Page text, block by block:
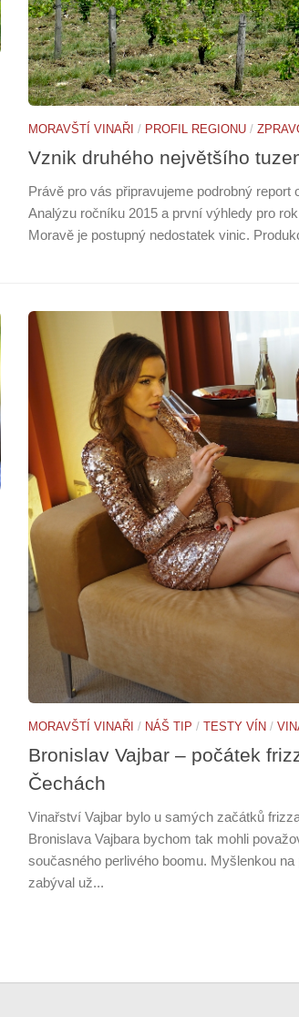
MORAVŠTÍ VINAŘI / PROFIL REGIONU /
Vznik druhého největšího
Právě pro vás připravujeme podrobný
Analýzu ročníku 2015 a první výhledy pro
Moravě je postupný nedostatek vinic.
MORAVŠTÍ VINAŘI / NÁŠ TIP / TESTY VÍN /
Bronislav Vajbar – počátek
Čechách
Vinařství Vajbar bylo u samých začátků
Bronislava Vajbara bychom tak mohli
současného perlivého boomu. Myšlenkou
zabýval už...